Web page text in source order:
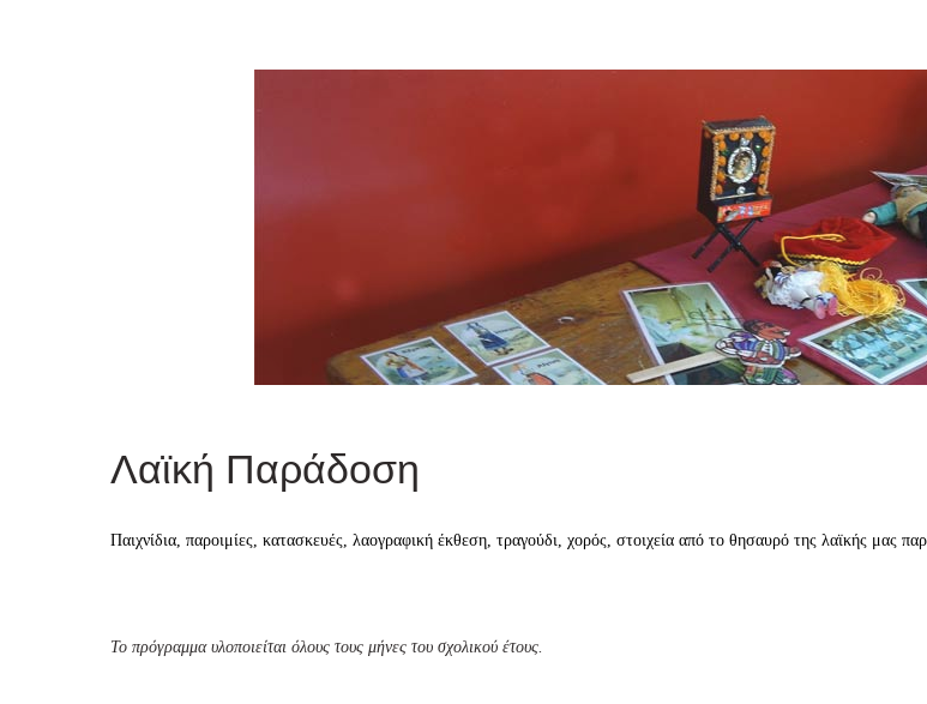
ΕΤΑΙΡΙΚΈΣ ΔΡΆΣΕΙΣ
ΕΠΙΚΟΙΝΩΝΊΑ
NEA – BLOG
Λαϊκή Παράδοση
Παιχνίδια, παροιμίες, κατασκευές, λαογραφική έκθεση, τραγούδι, χορός, στοιχεία από το θησαυρό της λαϊκής μας
Το πρόγραμμα υλοποιείται όλους τους μήνες του σχολικού έτους.